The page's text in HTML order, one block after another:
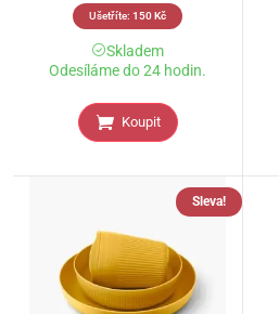
Ušetříte: 150Kč
Skladem
Odesíláme do 24 hodin.
Koupit
Sleva!